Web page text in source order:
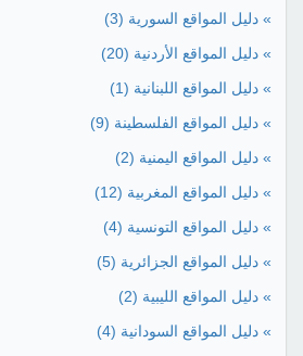
» دليل المواقع السورية (3)
» دليل المواقع الأردنية (20)
» دليل المواقع اللبنانية (1)
» دليل المواقع الفلسطينة (9)
» دليل المواقع اليمنية (2)
» دليل المواقع المغربية (12)
» دليل المواقع التونسية (4)
» دليل المواقع الجزائرية (5)
» دليل المواقع الليبية (2)
» دليل المواقع السودانية (4)